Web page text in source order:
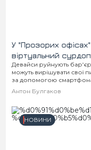
У "Прозорих
віртуальний
Девайси руйнують
можуть вирішувати свої
за допомогою
Центру
клієнтів з вадами...
Антон Булгаков
НОВИНИ